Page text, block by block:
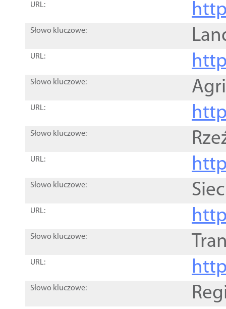
URL:
Słowo kluczowe:
URL:
Słowo kluczowe:
URL:
Słowo kluczowe:
URL:
Słowo kluczowe:
URL:
Słowo kluczowe:
URL:
Słowo kluczowe: